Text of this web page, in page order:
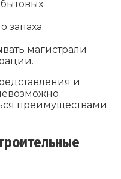
запаха;
магистрали
и
преимуществами